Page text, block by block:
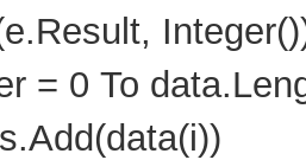
= 0 To